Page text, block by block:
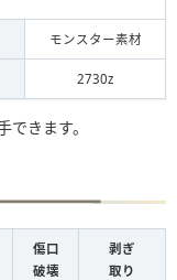
モンスター素材
2730z
きます。
傷口
破壊
剥ぎ
取り